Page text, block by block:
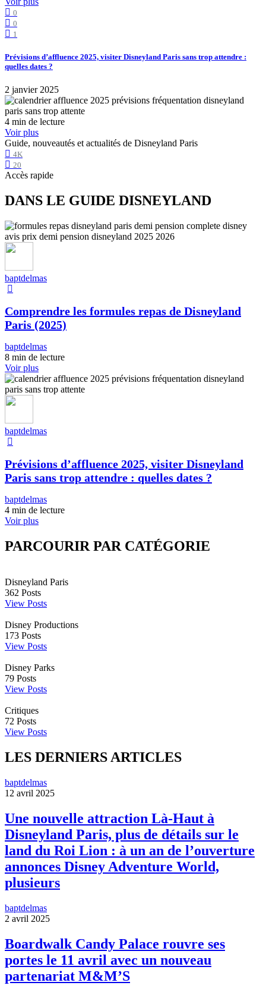
0
0
1
Prévisions d’affluence 2025, visiter Disneyland Paris sans trop attendre :
quelles dates ?
2 janvier 2025
4 min de lecture
Voir plus
Guide, nouveautés et actualités de Disneyland Paris
4K
20
Accès rapide
DANS LE GUIDE DISNEYLAND
baptdelmas
Comprendre les formules repas de Disneyland
Paris (2025)
baptdelmas
8 min de lecture
Voir plus
baptdelmas
Prévisions d’affluence 2025, visiter Disneyland
Paris sans trop attendre : quelles dates ?
baptdelmas
4 min de lecture
Voir plus
PARCOURIR PAR CATÉGORIE
Disneyland Paris
362 Posts
View Posts
Disney Productions
173 Posts
View Posts
Disney Parks
79 Posts
View Posts
Critiques
72 Posts
View Posts
LES DERNIERS ARTICLES
baptdelmas
12 avril 2025
Une nouvelle attraction Là-Haut à
Disneyland Paris, plus de détails sur le
land du Roi Lion : à un an de l’ouverture
annonces Disney Adventure World,
plusieurs
baptdelmas
2 avril 2025
Boardwalk Candy Palace rouvre ses
portes le 11 avril avec un nouveau
partenariat M&M’S